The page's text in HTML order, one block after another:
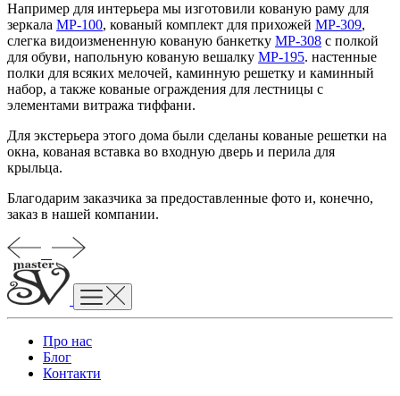
Например для интерьера мы изготовили кованую раму для
зеркала MP-100, кованый комплект для прихожей MP-309,
слегка видоизмененную кованую банкетку MP-308 с полкой
для обуви, напольную кованую вешалку MP-195. настенные
полки для всяких мелочей, каминную решетку и каминный
набор, а также кованые ограждения для лестницы с
элементами витража тиффани.
Для экстерьера этого дома были сделаны кованые решетки на
окна, кованая вставка во входную дверь и перила для
крыльца.
Благодарим заказчика за предоставленные фото и, конечно,
заказ в нашей компании.
Про нас
Блог
Контакти